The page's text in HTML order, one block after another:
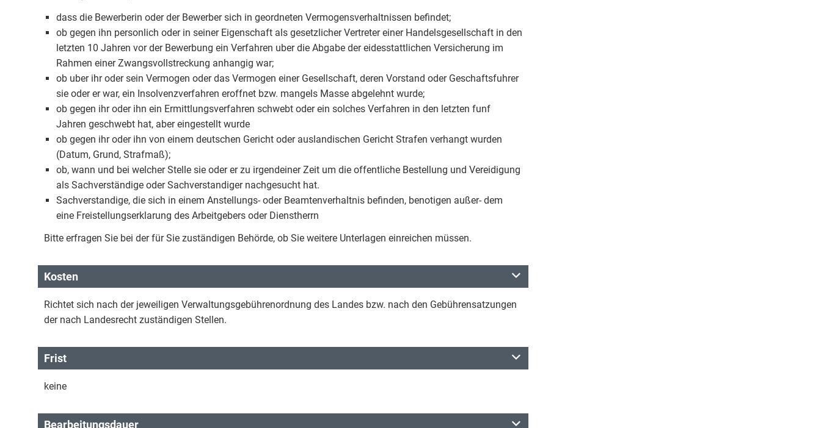
dass die Bewerberin oder der Bewerber sich in geordneten Vermogensverhaltnissen befindet;
ob gegen ihn personlich oder in seiner Eigenschaft als gesetzlicher Vertreter einer Handelsgesellschaft in den
letzten 10 Jahren vor der Bewerbung ein Verfahren uber die Abgabe der eidesstattlichen Versicherung im
Rahmen einer Zwangsvollstreckung anhangig war;
ob uber ihr oder sein Vermogen oder das Vermogen einer Gesellschaft, deren Vorstand oder Geschaftsfuhrer
sie oder er war, ein Insolvenzverfahren eroffnet bzw. mangels Masse abgelehnt wurde;
ob gegen ihr oder ihn ein Ermittlungsverfahren schwebt oder ein solches Verfahren in den letzten funf
Jahren geschwebt hat, aber eingestellt wurde
ob gegen ihr oder ihn von einem deutschen Gericht oder auslandischen Gericht Strafen verhangt wurden
(Datum, Grund, Strafmaß);
ob, wann und bei welcher Stelle sie oder er zu irgendeiner Zeit um die offentliche Bestellung und Vereidigung
als Sachverständige oder Sachverstandiger nachgesucht hat.
Sachverstandige, die sich in einem Anstellungs- oder Beamtenverhaltnis befinden, benotigen außer- dem
eine Freistellungserklarung des Arbeitgebers oder Dienstherrn
Bitte erfragen Sie bei der für Sie zuständigen Behörde, ob Sie weitere Unterlagen einreichen müssen.
Kosten
Richtet sich nach der jeweiligen Verwaltungsgebührenordnung des Landes bzw. nach den Gebührensatzungen
der nach Landesrecht zuständigen Stellen.
Frist
keine
Bearbeitungsdauer